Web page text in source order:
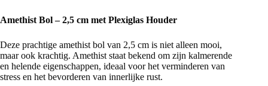
Amethist Bol – 2,5 cm met Plexiglas Houder
Deze prachtige amethist bol van 2,5 cm is niet alleen mooi,
maar ook krachtig. Amethist staat bekend om zijn kalmerende
en helende eigenschappen, ideaal voor het verminderen van
stress en het bevorderen van innerlijke rust.